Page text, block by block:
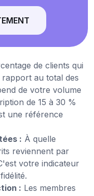
de clients qui
au total des
de votre volume
de 15 à 30 %
une référence
: À quelle
reviennent par
votre indicateur
: Les membres